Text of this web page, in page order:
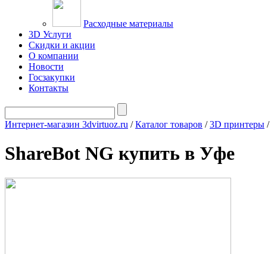
Расходные материалы
3D Услуги
Скидки и акции
О компании
Новости
Госзакупки
Контакты
Интернет-магазин 3dvirtuoz.ru /Каталог товаров /3D принтеры /
ShareBot NG купить в Уфе